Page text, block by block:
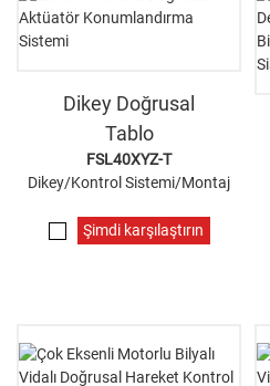
Dikey Doğrusal
Tablo
FSL40XYZ-T
Dikey/Kontrol Sistemi/Montaj
Şimdi karşılaştırın